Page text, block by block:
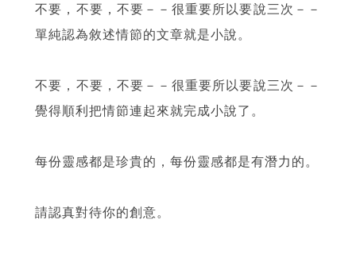
不要，不要，不要－－很重要所以要說三次－－
單純認為敘述情節的文章就是小說。
不要，不要，不要－－很重要所以要說三次－－
覺得順利把情節連起來就完成小說了。
每份靈感都是珍貴的，每份靈感都是有潛力的。
請認真對待你的創意。